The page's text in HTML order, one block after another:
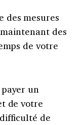
des mesures
des
de votre
un
de votre
de